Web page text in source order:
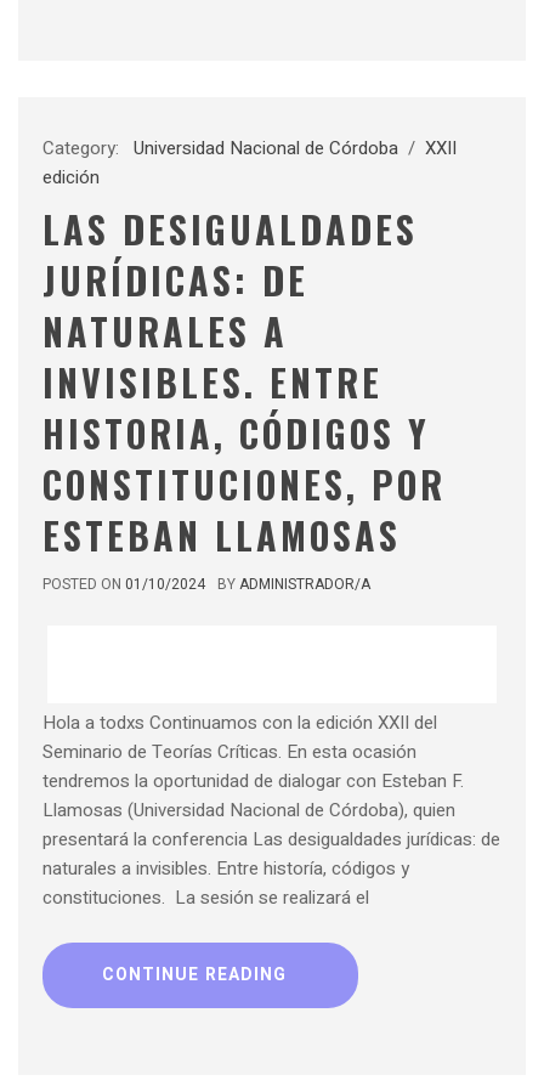
Category: Universidad Nacional de Córdoba / XXII
edición
LAS DESIGUALDADES
JURÍDICAS: DE
NATURALES A
INVISIBLES. ENTRE
HISTORIA, CÓDIGOS Y
CONSTITUCIONES, POR
ESTEBAN LLAMOSAS
POSTED ON 01/10/2024 BYADMINISTRADOR/A
Hola a todxs Continuamos con la edición XXII del
Seminario de Teorías Críticas. En esta ocasión
tendremos la oportunidad de dialogar con Esteban F.
Llamosas (Universidad Nacional de Córdoba), quien
presentará la conferencia Las desigualdades jurídicas: de
naturales a invisibles. Entre historía, códigos y
constituciones. La sesión se realizará el
CONTINUE READING